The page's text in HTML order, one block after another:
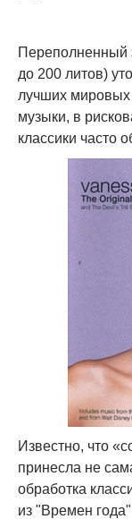
Переполненный
до 200 литов)
лучших мировых
музыки, в
классики часто
Известно, что
принесла не
обработка
из "Времен